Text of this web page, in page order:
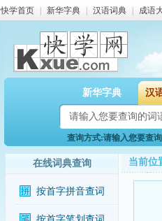
快学首页 新华字典 汉语词典 成语
新华字典 汉
查询方式:请输入您要查
在线词典查询
按首字拼音查词
当前位